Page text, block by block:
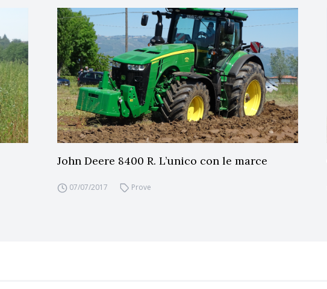
John Deere 8400 R. L’unico con le marce
07/07/2017 Prove